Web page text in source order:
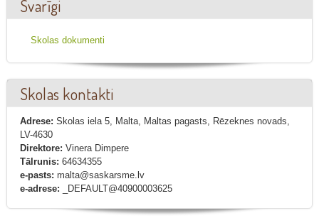
Svarīgi
Skolas dokumenti
Skolas kontakti
Adrese: Skolas iela 5, Malta, Maltas pagasts, Rēzeknes novads,
LV-4630
Direktore: Vinera Dimpere
Tālrunis: 64634355
e-pasts: malta@saskarsme.lv
e-adrese: _DEFAULT@40900003625